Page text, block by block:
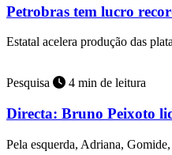
Petrobras tem lucro
Estatal acelera produção das
Pesquisa 4 min de leitura
Directa: Bruno Peixoto
Pela esquerda, Adriana,